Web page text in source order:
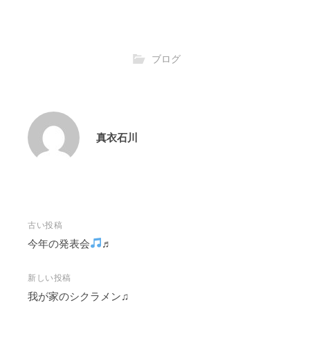
ブログ
真衣石川
投
稿
ビ
ゲ
古い投稿
今年の発表会 ♬
新しい投稿
我が家のシクラメン♫